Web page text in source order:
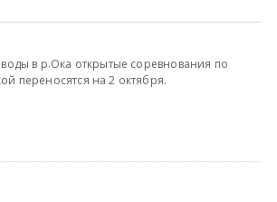
в р.Ока открытые соревнования по
переносятся на 2 октября.